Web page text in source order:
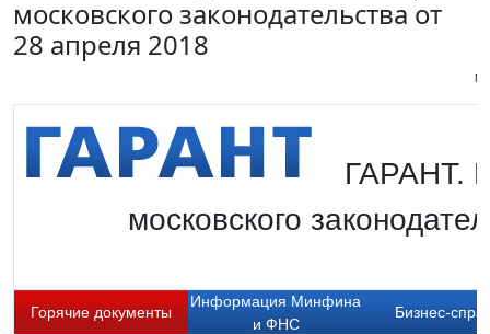
московского законодательства от
28 апреля 2018
ГАРАНТ.
московского
Горячие документы
Информация Минфина
и ФНС
Бизнес-